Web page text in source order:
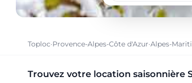
Toploc·Provence-Alpes-Côte d'Azur·Alpes-
Trouvez votre location saisonnière